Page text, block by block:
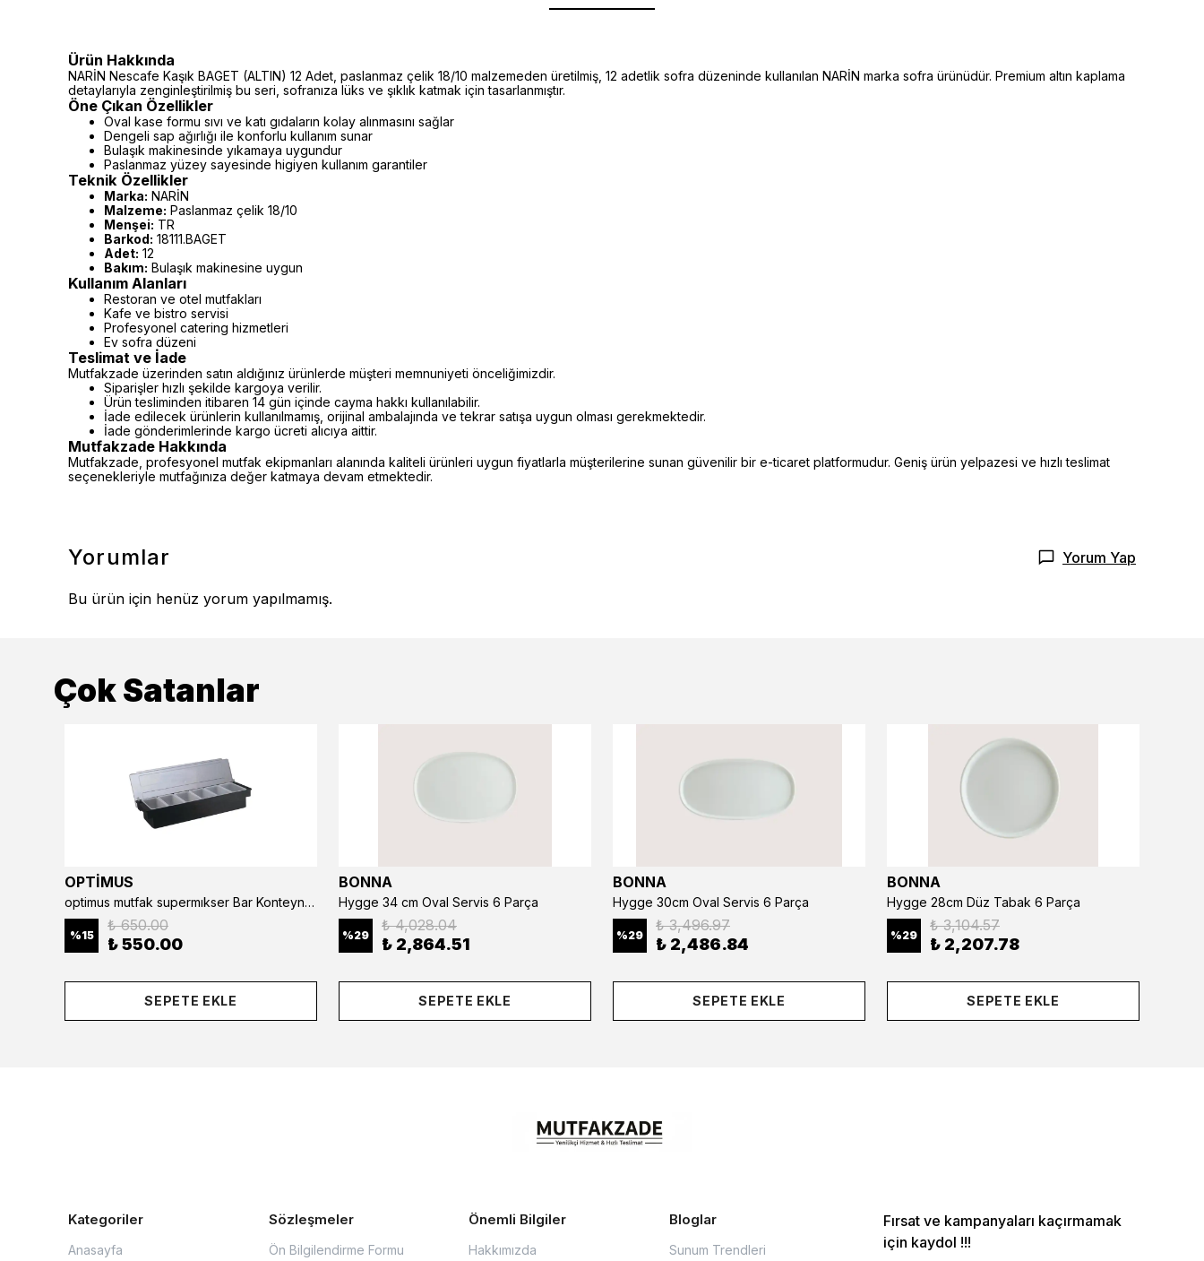
Ürün Hakkında
NARİN Nescafe Kaşık BAGET (ALTIN) 12 Adet, paslanmaz çelik 18/10 malzemeden üretilmiş, 12 adetlik sofra düzeninde kullanılan NARİN marka sofra ürünüdür. Premium altın kaplama
detaylarıyla zenginleştirilmiş bu seri, sofranıza lüks ve şıklık katmak için tasarlanmıştır.
Öne Çıkan Özellikler
Oval kase formu sıvı ve katı gıdaların kolay alınmasını sağlar
Dengeli sap ağırlığı ile konforlu kullanım sunar
Bulaşık makinesinde yıkamaya uygundur
Paslanmaz yüzey sayesinde higiyen kullanım garantiler
Teknik Özellikler
Marka: NARİN
Malzeme: Paslanmaz çelik 18/10
Menşei: TR
Barkod: 18111.BAGET
Adet: 12
Bakım: Bulaşık makinesine uygun
Kullanım Alanları
Restoran ve otel mutfakları
Kafe ve bistro servisi
Profesyonel catering hizmetleri
Ev sofra düzeni
Teslimat ve İade
Mutfakzade üzerinden satın aldığınız ürünlerde müşteri memnuniyeti önceliğimizdir.
Siparişler hızlı şekilde kargoya verilir.
Ürün tesliminden itibaren 14 gün içinde cayma hakkı kullanılabilir.
İade edilecek ürünlerin kullanılmamış, orijinal ambalajında ve tekrar satışa uygun olması gerekmektedir.
İade gönderimlerinde kargo ücreti alıcıya aittir.
Mutfakzade Hakkında
Mutfakzade, profesyonel mutfak ekipmanları alanında kaliteli ürünleri uygun fiyatlarla müşterilerine sunan güvenilir bir e-ticaret platformudur. Geniş ürün yelpazesi ve hızlı teslimat
seçenekleriyle mutfağınıza değer katmaya devam etmektedir.
Yorumlar Yorum Yap
Bu ürün için henüz yorum yapılmamış.
Çok Satanlar
OPTİMUS
optimus mutfak supermıkser Bar Konteyner 6'lı 50×16×9 cm Kapaklı Polikarbon Organizer Bar & Kafe
%15
₺ 650.00
₺ 550.00
SEPETE EKLE
BONNA
Hygge 34 cm Oval Servis 6 Parça
%29
₺ 4,028.04
₺ 2,864.51
SEPETE EKLE
BONNA
Hygge 30cm Oval Servis 6 Parça
%29
₺ 3,496.97
₺ 2,486.84
SEPETE EKLE
BONNA
Hygge 28cm Düz Tabak 6 Parça
%29
₺ 3,104.57
₺ 2,207.78
SEPETE EKLE
Kategoriler
Anasayfa
Sözleşmeler
Ön Bilgilendirme Formu
Önemli Bilgiler
Hakkımızda
Bloglar
Sunum Trendleri
Fırsat ve kampanyaları kaçırmamak
için kaydol !!!